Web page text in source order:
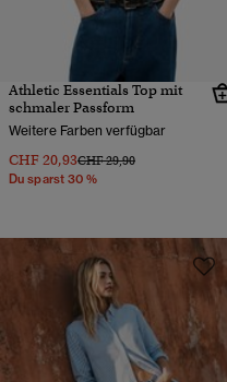
Athletic Essentials Top mit
schmaler Passform
Weitere Farben verfügbar
CHF 20,93Preis wurde reduziert von
CHF 29,90bis
Du sparst 30 %